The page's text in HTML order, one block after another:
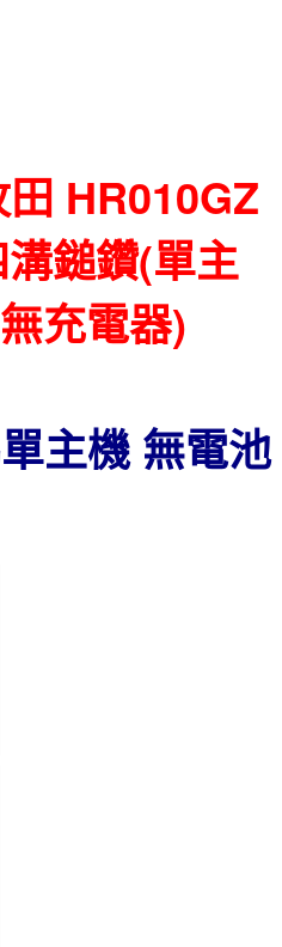
HR010GZ
鎚鑽(單主
充電器)
主機 無電池